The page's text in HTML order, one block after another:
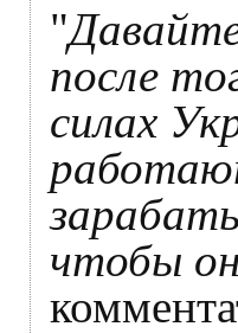
"
после
силах
чтобы